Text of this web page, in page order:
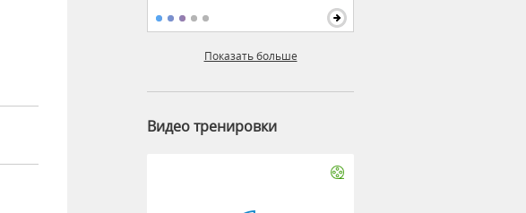
Показать больше
Видео тренировки